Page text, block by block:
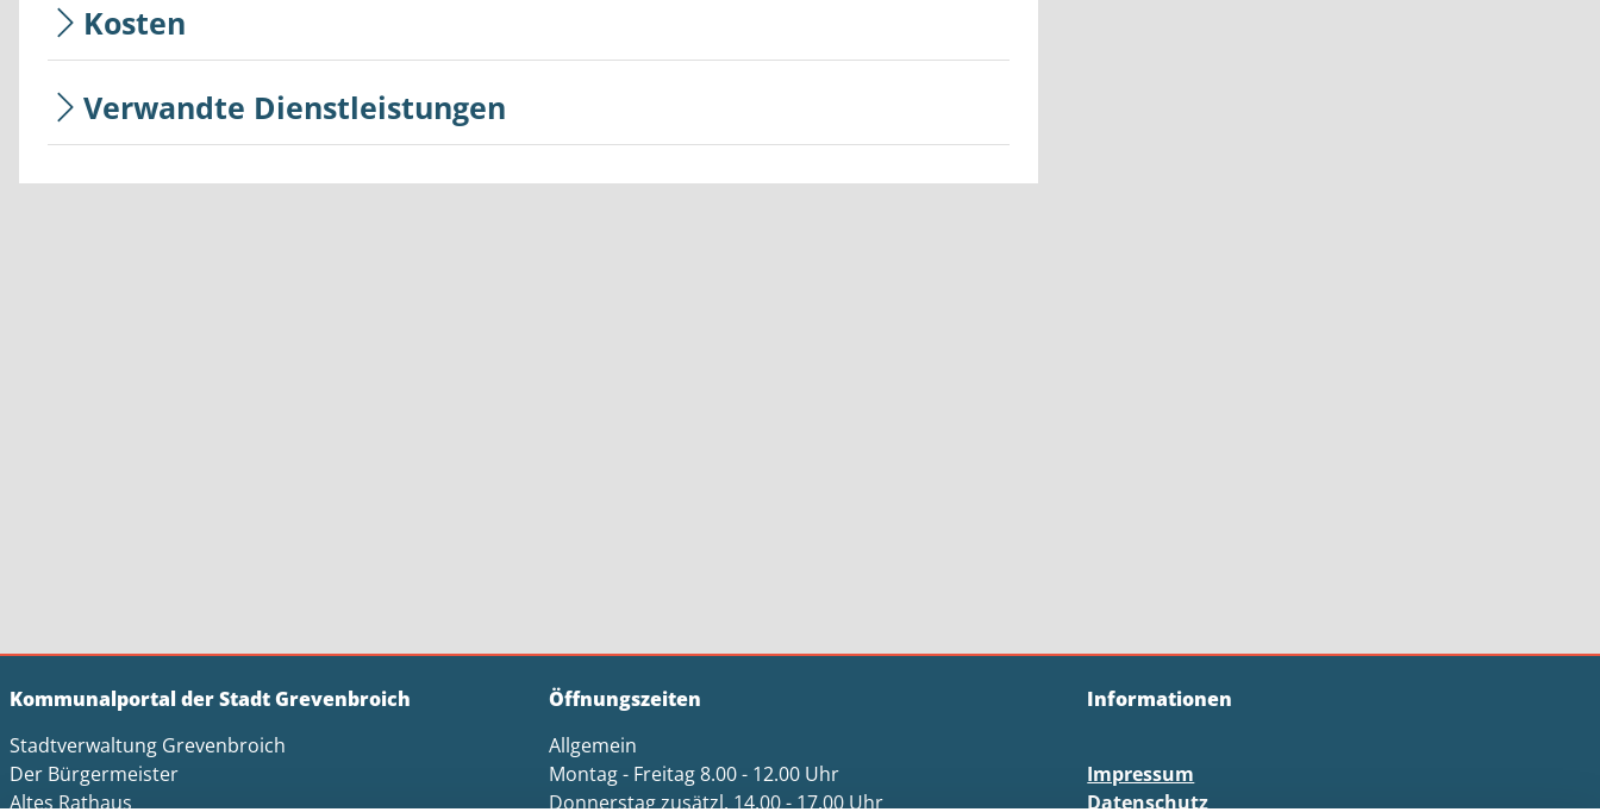
Kosten
Verwandte Dienstleistungen
Kommunalportal der Stadt Grevenbroich
Stadtverwaltung Grevenbroich
Der Bürgermeister
Altes Rathaus
Öffnungszeiten
Allgemein
Montag - Freitag 8.00 - 12.00 Uhr
Donnerstag zusätzl. 14.00 - 17.00 Uhr
Informationen
Impressum
Datenschutz